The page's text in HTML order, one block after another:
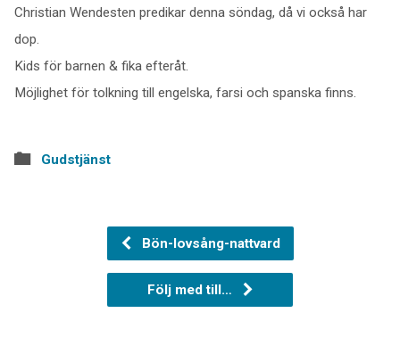
Christian Wendesten predikar denna söndag, då vi också har
dop.
Kids för barnen & fika efteråt.
Möjlighet för tolkning till engelska, farsi och spanska finns.
Gudstjänst
Bön-lovsång-nattvard
Följ med till…